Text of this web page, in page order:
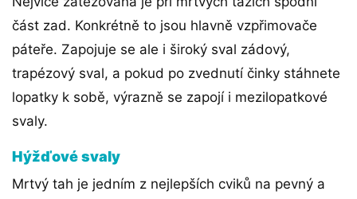
část zad. Konkrétně to jsou hlavně vzpřimovače
páteře. Zapojuje se ale i široký sval zádový,
trapézový sval, a pokud po zvednutí činky stáhnete
lopatky k sobě, výrazně se zapojí i mezilopatkové
svaly.
Hýžďové svaly
Mrtvý tah je jedním z nejlepších cviků na pevný a